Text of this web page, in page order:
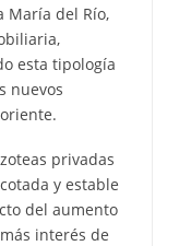
María del Río,
esta tipología
nuevos
privadas
y estable
del aumento
interés de